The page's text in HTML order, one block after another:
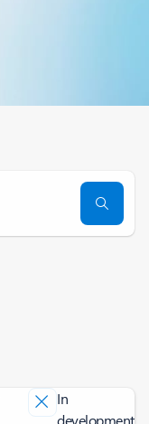
In
development